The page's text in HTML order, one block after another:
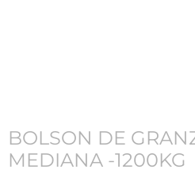
BOLSON DE
MEDIANA -1200KG